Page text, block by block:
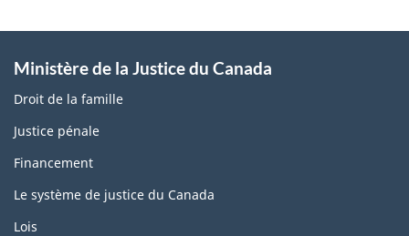
Ministère de la Justice du Canada
Droit de la famille
Justice pénale
Financement
Le système de justice du Canada
Lois